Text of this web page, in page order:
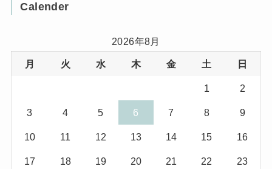
(3)
(10)
Calender
2026年8月
月 火 水 木 金 土 日
1 2
3 4 5 6 7 8 9
10 11 12 13 14 15 16
17 18 19 20 21 22 23